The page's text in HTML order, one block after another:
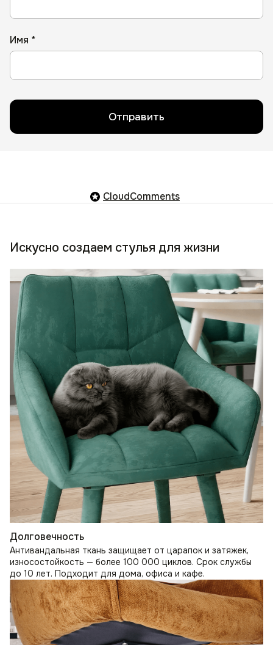
Имя *
Отправить
CloudComments
Искусно создаем стулья для жизни
Долговечность
Антивандальная ткань защищает от царапок и затяжек,
износостойкость — более 100 000 циклов. Срок службы
до 10 лет. Подходит для дома, офиса и кафе.